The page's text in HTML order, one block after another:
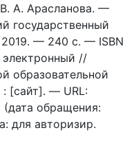
А. Арасланова. —
государственный
2019. — 240 c. — ISBN
//
образовательной
[сайт]. — URL:
обращения:
для авторизир.